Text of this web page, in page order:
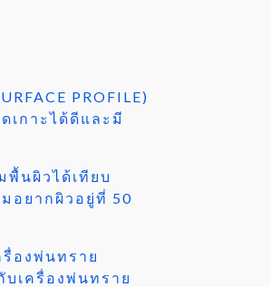
PROFILE)
เกาะได้ดีและมี
พื้นผิวได้เทียบ
อยากผิวอยู่ที่ 50
รื่องพ่นทราย
เครื่องพ่นทราย